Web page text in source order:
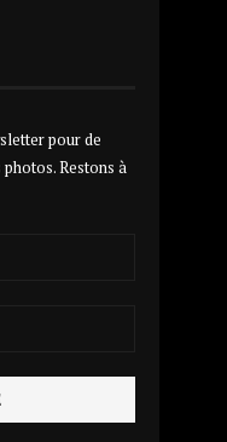
pour de
Restons à